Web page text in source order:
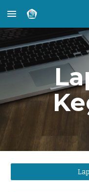
Skip to main content